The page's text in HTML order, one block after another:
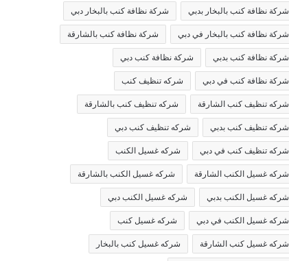
شركة نظافة كنب بالبخار بدبي شركة نظافة كنب بالبخار دبي
شركة نظافة كنب بالبخار في دبي شركة نظافة كنب بالشارقة
شركة نظافة كنب بدبي شركة نظافة كنب دبي
شركة نظافة كنب في دبي شركه تنظيف كنب
شركه تنظيف كنب الشارقة شركه تنظيف كنب بالشارقة
شركه تنظيف كنب بدبي شركه تنظيف كنب دبي
شركه تنظيف كنب في دبي شركه غسيل الكنب
شركه غسيل الكنب الشارقة شركه غسيل الكنب بالشارقة
شركه غسيل الكنب بدبي شركه غسيل الكنب دبي
شركه غسيل الكنب في دبي شركه غسيل كنب
شركه غسيل كنب الشارقة شركه غسيل كنب بالبخار